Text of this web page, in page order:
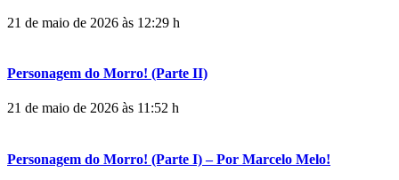
21 de maio de 2026 às 12:29 h
Personagem do Morro! (Parte II)
21 de maio de 2026 às 11:52 h
Personagem do Morro! (Parte I) – Por Marcelo Melo!